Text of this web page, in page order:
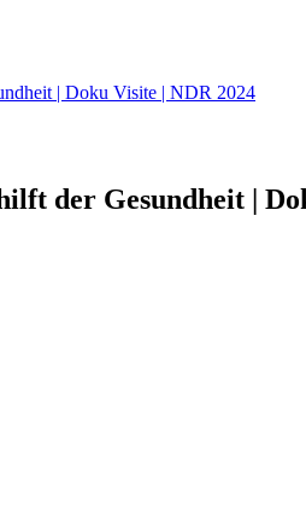
| Doku Visite | NDR 2024
der Gesundheit |